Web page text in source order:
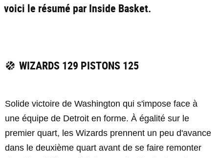
voici le résumé par Inside Basket.
WIZARDS 129 PISTONS 125
Solide victoire de Washington qui s'impose face à
une équipe de Detroit en forme. À égalité sur le
premier quart, les Wizards prennent un peu d'avance
dans le deuxième quart avant de se faire remonter